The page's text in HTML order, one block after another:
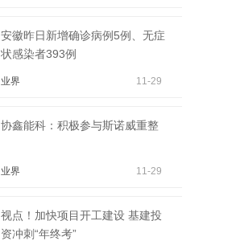
安徽昨日新增确诊病例5例、无症
状感染者393例
业界 11-29
协鑫能科：积极参与斯诺威重整
业界 11-29
视点！加快项目开工建设 基建投
资冲刺“年终考”